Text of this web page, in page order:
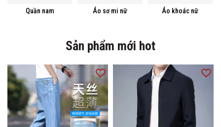
Quần nam Áo sơ mi nữ Áo khoác nữ
Sản phẩm mới hot